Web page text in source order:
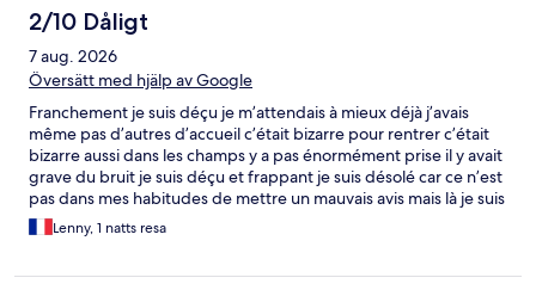
2/10 Dåligt
7 aug. 2026
Översätt med hjälp av Google
Franchement je suis déçu je m’attendais à mieux déjà j’avais
même pas d’autres d’accueil c’était bizarre pour rentrer c’était
bizarre aussi dans les champs y a pas énormément prise il y avait
grave du bruit je suis déçu et frappant je suis désolé car ce n’est
pas dans mes habitudes de mettre un mauvais avis mais là je suis
obliger désolé encore
Lenny, 1 natts resa